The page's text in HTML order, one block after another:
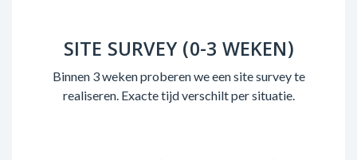
SITE SURVEY (0-3 WEKEN)
Binnen 3 weken proberen we een site survey te
realiseren. Exacte tijd verschilt per situatie.